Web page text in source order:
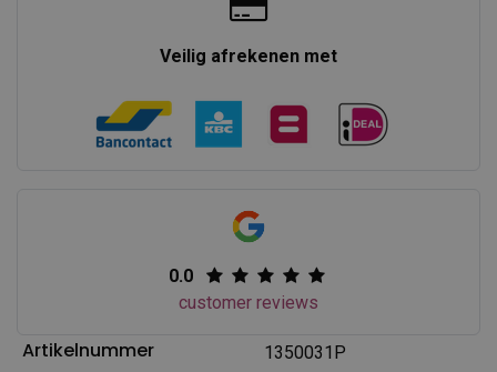
Veilig afrekenen met
0.0
customer reviews
Artikelnummer 1350031P